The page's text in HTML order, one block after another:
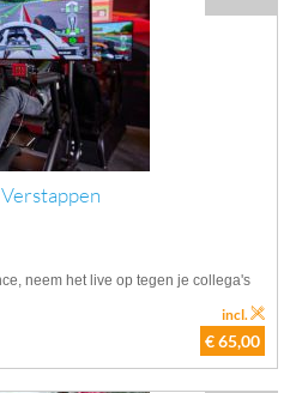
neem het live op tegen je collega's
€ 65,00
incl.